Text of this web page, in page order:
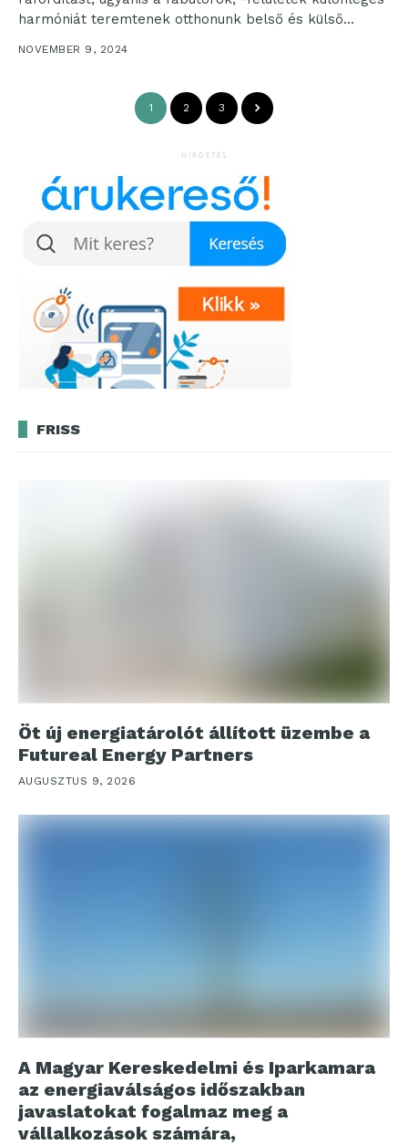
harmóniát teremtenek otthonunk belső és külső
NOVEMBER 9, 2024
1 2 3
HIRDETÉS
FRISS
Öt új energiatárolót állított üzembe a
Futureal Energy Partners
AUGUSZTUS 9, 2026
A Magyar Kereskedelmi és Iparkamara
az energiaválságos időszakban
javaslatokat fogalmaz meg a
vállalkozások számára,